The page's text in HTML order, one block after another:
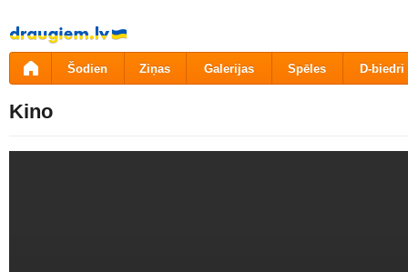
Pāriet
uz
saturu
Šodien Ziņas Galerijas Spēles D-biedri
Kino